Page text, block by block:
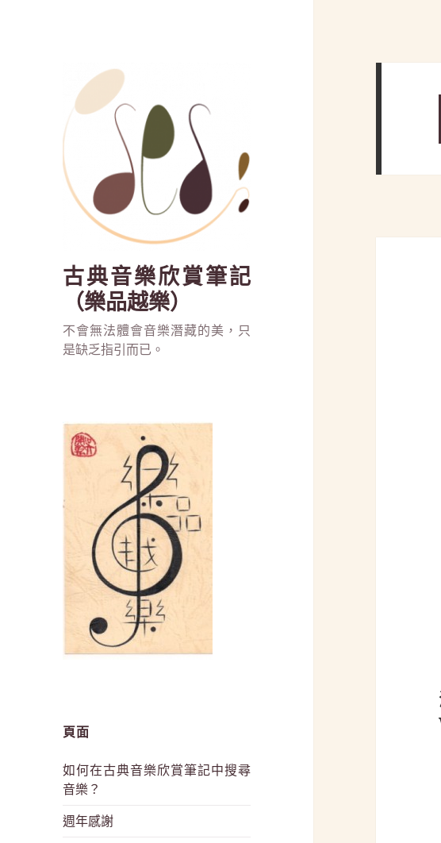
古典音樂欣賞筆記
（樂品越樂）
不會無法體會音樂潛藏的美，只
是缺乏指引而已。
頁面
如何在古典音樂欣賞筆記中搜尋
音樂？
週年感謝